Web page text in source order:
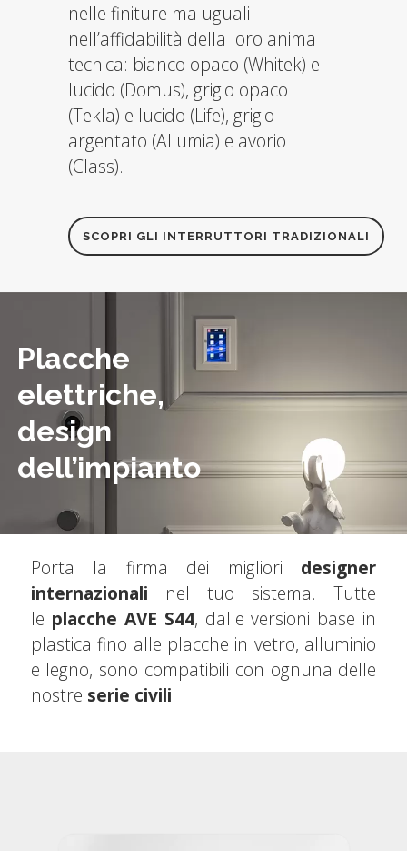
nelle finiture ma uguali
nell’affidabilità della loro anima
tecnica: bianco opaco (Whitek) e
lucido (Domus), grigio opaco
(Tekla) e lucido (Life), grigio
argentato (Allumia) e avorio
(Class).
SCOPRI GLI INTERRUTTORI TRADIZIONALI
Placche
elettriche,
design
dell’impianto
Porta la firma dei migliori designer
internazionali nel tuo sistema. Tutte
le placche AVE S44, dalle versioni base in
plastica fino alle placche in vetro, alluminio
e legno, sono compatibili con ognuna delle
nostre serie civili.